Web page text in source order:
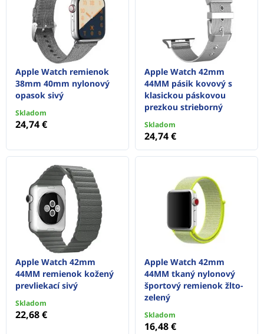
Apple Watch remienok
38mm 40mm nylonový
opasok sivý
Skladom
24,74 €
Apple Watch 42mm
44MM pásik kovový s
klasickou páskovou
prezkou strieborný
Skladom
24,74 €
Apple Watch 42mm
44MM remienok kožený
prevliekací sivý
Skladom
22,68 €
Apple Watch 42mm
44MM tkaný nylonový
športový remienok žlto-
zelený
Skladom
16,48 €